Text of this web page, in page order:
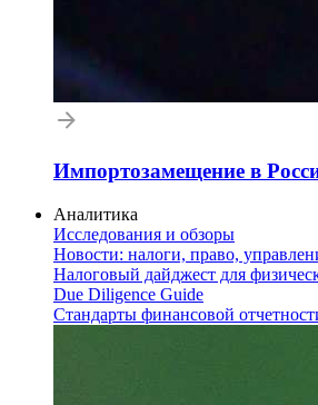
Импортозамещение в
Аналитика
Исследования и обзоры
Новости: налоги, право,
Налоговый дайджест для
Due Diligence Guide
Стандарты финансовой